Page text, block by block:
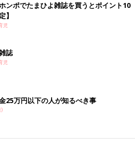
ンポでたまひよ雑誌を買うとポイント10
】
児
誌
児
25万円以下の人が知るべき事